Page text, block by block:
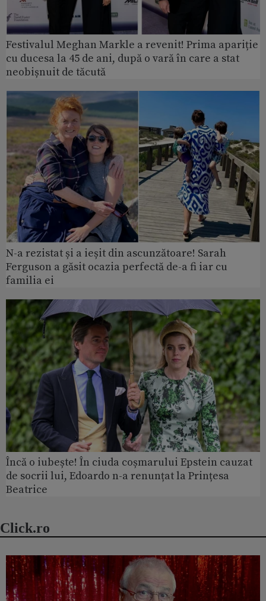
Festivalul Meghan Markle a revenit! Prima apariție
cu ducesa la 45 de ani, după o vară în care a stat
neobișnuit de tăcută
N-a rezistat și a ieșit din ascunzătoare! Sarah
Ferguson a găsit ocazia perfectă de-a fi iar cu
familia ei
Încă o iubește! În ciuda coșmarului Epstein cauzat
de socrii lui, Edoardo n-a renunțat la Prințesa
Beatrice
Click.ro